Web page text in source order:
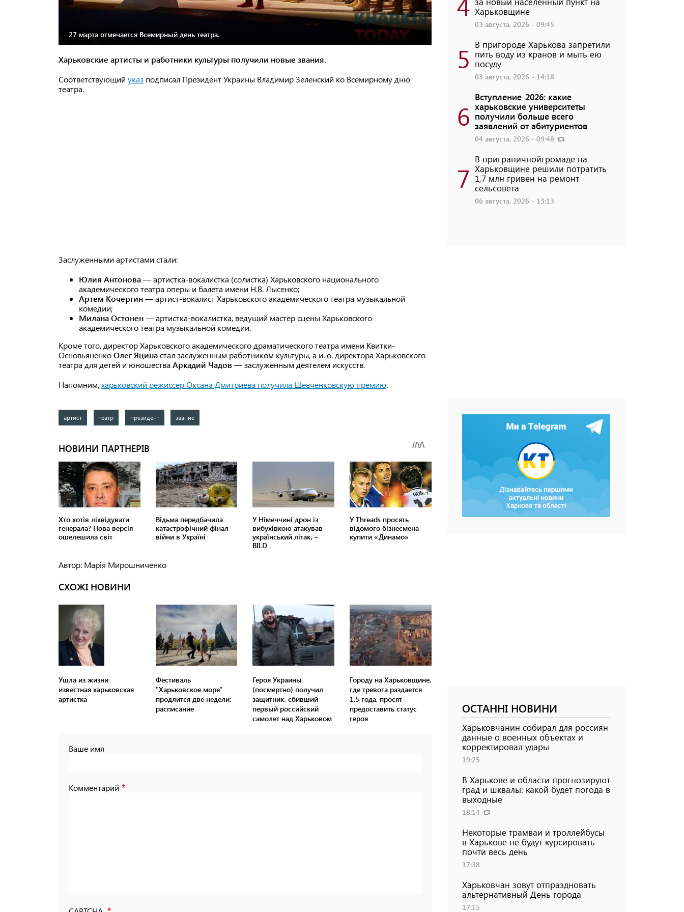
27 марта отмечается Всемирный день театра.
Харьковские артисты и работники культуры получили новые звания.
Соответствующий указ подписал Президент Украины Владимир Зеленский ко Всемирному дню
театра.
Заслуженными артистами стали:
Юлия Антонова— артистка-вокалистка (солистка) Харьковского национального
академического театра оперы и балета имени Н.В. Лысенко;
Артем Кочергин— артист-вокалист Харьковского академического театра музыкальной
комедии;
Милана Остонен— артистка-вокалистка, ведущий мастер сцены Харьковского
академического театра музыкальной комедии.
Кроме того, директор Харьковского академического драматического театра имени Квитки-
ОсновьяненкоОлег Яцинастал заслуженным работником культуры, а и. о. директора Харьковского
театра для детей и юношества Аркадий Чадов — заслуженным деятелем искусств.
Напомним,харьковский режиссер Оксана Дмитриева получила Шевченковскую премию.
артист театр президент звание
Автор: Марія Мирошниченко
СХОЖІ НОВИНИ
Ушла из жизни
известная харьковская
артистка
Фестиваль
"Харьковское море"
продлится две недели:
расписание
Героя Украины
(посмертно) получил
защитник, сбивший
первый российский
самолет над Харьковом
Городу на Харьковщине,
где тревога раздается
1,5 года, просят
предоставить статус
героя
Ваше имя
Комментарий
Харьковщине
03 августа, 2026 - 09:45
5 В пригороде Харькова запретили
пить воду из кранов и мыть ею
посуду
03 августа, 2026 - 14:18
6
Вступление-2026: какие
харьковские университеты
получили больше всего
заявлений от абитуриентов
04 августа, 2026 - 09:48
7
В приграничнойгромаде на
Харьковщине решили потратить
1,7 млн ​​гривен на ремонт
сельсовета
06 августа, 2026 - 13:13
ОСТАННІ НОВИНИ
Харьковчанин собирал для россиян
данные о военных объектах и ​​
корректировал удары
19:25
В Харькове и области прогнозируют
град и шквалы: какой будет погода в
выходные
18:14
Некоторые трамваи и троллейбусы
в Харькове не будут курсировать
почти весь день
17:38
Харьковчан зовут отпраздновать
альтернативный День города
17:15